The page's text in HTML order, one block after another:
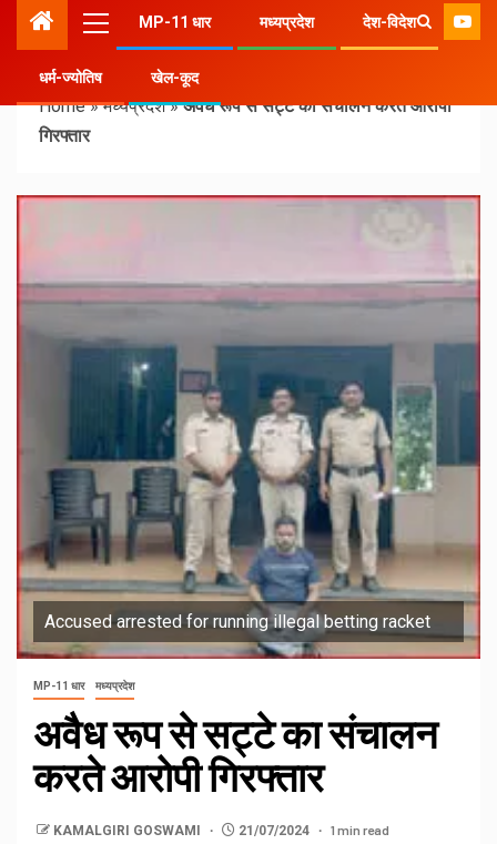
MP-11 धार मध्यप्रदेश देश-विदेश
धर्म-ज्योतिष खेल-कूद
Home»मध्यप्रदेश»अवैध रूप से सट्टे का संचालन करते आरोपी
गिरफ्तार
Accused arrested for running illegal betting racket
MP-11 धार मध्यप्रदेश
अवैध रूप से सट्टे का संचालन
करते आरोपी गिरफ्तार
KAMALGIRI GOSWAMI 21/07/2024 1 min read